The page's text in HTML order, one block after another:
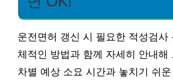
운전면허 갱신 시 필요한 적성검사
체적인 방법과 함께 자세히 안내해
차별 예상 소요 시간과 놓치기 쉬운